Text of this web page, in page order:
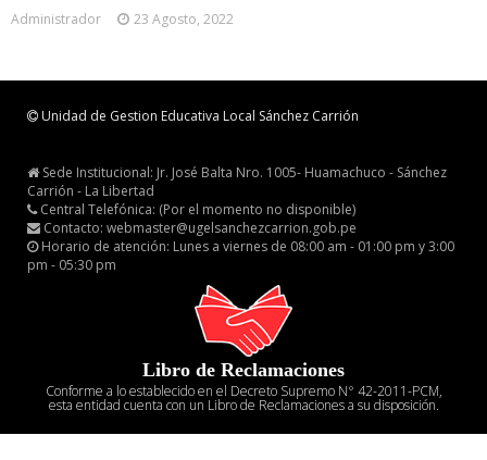
Administrador 23 Agosto, 2022
Unidad de Gestion Educativa Local Sánchez Carrión
Sede Institucional: Jr. José Balta Nro. 1005- Huamachuco - Sánchez
Carrión - La Libertad
Central Telefónica: (Por el momento no disponible)
Contacto: webmaster@ugelsanchezcarrion.gob.pe
Horario de atención: Lunes a viernes de 08:00 am - 01:00 pm y 3:00
pm - 05:30 pm
Libro de Reclamaciones
Conforme a lo establecido en el Decreto Supremo N° 42-2011-PCM,
esta entidad cuenta con un Libro de Reclamaciones a su disposición.